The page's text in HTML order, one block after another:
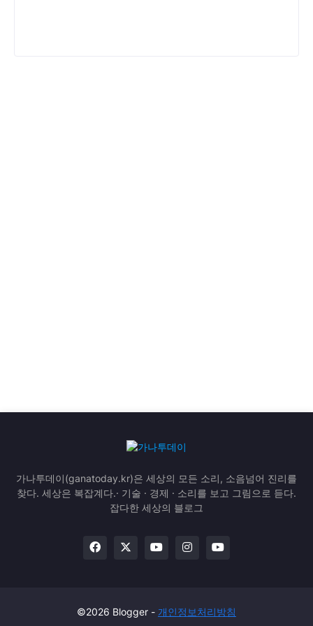
가나투데이(ganatoday.kr)은 세상의 모든 소리, 소음넘어 진리를
찾다. 세상은 복잡계다.· 기술 · 경제 · 소리를 보고 그림으로 듣다.
잡다한 세상의 블로그
©2026 Blogger - 개인정보처리방침